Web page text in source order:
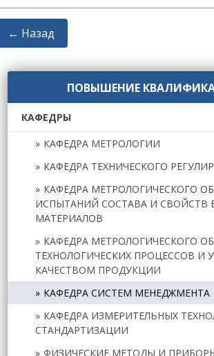
← Назад
ПОВЫШЕНИЕ
КАФЕДРЫ
КАФЕДРА МЕТРОЛОГИИ
КАФЕДРА ТЕХНИЧЕСКОГО
КАФЕДРА МЕТРОЛОГИЧЕСКОГО
ИСПЫТАНИЙ СОСТАВА И СВОЙСТВ
МАТЕРИАЛОВ
КАФЕДРА МЕТРОЛОГИЧЕСКОГО
ТЕХНОЛОГИЧЕСКИХ ПРОЦЕССОВ И
КАЧЕСТВОМ ПРОДУКЦИИ
КАФЕДРА СИСТЕМ МЕНЕДЖМЕНТА
КАФЕДРА ИЗМЕРИТЕЛЬНЫХ
СТАНДАРТИЗАЦИИ
ФИЗИЧЕСКИЕ МЕТОДЫ И